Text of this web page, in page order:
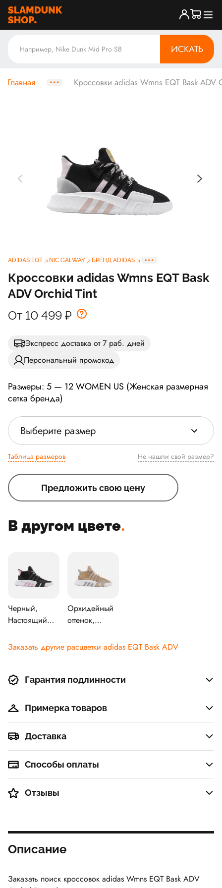
ИСКАТЬ
Главная Кроссовки adidas Wmns EQT Bask ADV
ADIDAS EQT NIC GALWAY БРЕНД ADIDAS
Кроссовки adidas Wmns EQT Bask
ADV Orchid Tint
От 10 499 ₽
Экспресс доставка от 7 раб. дней
Персональный промокод
Размеры: 5 — 12 WOMEN US (Женская размерная
сетка бренда)
Выберите размер
Таблица размеров Не нашли свой размер?
Предложить свою цену
В другом цвете.
Черный,
Настоящий
Обувь белого
Орхидейный
оттенок,
белого цвета
Заказать другие расцветки adidas EQT Bask ADV
Гарантия подлинности
Примерка товаров
Доставка
Способы оплаты
Отзывы
Описание
Заказать поиск кроссовок adidas Wmns EQT Bask ADV